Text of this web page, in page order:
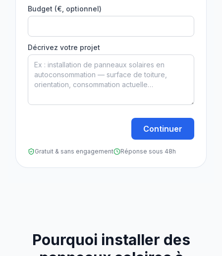
Budget (€, optionnel)
Décrivez votre projet
Continuer
Gratuit & sans engagement Réponse sous 48h
Pourquoi installer des